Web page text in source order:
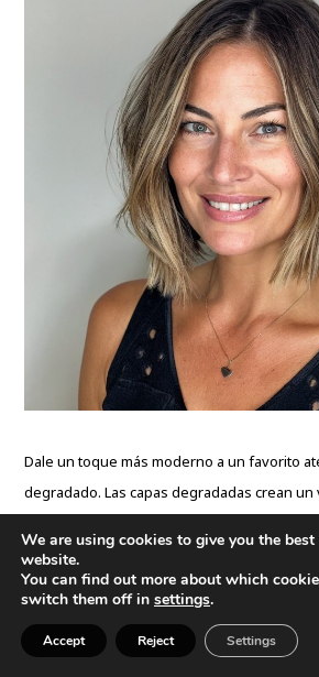
Dale un toque más moderno a un favorito
degradado. Las capas degradadas crean
cortes de pelo bob, lo que lo convierte en
particularmente adecuada para enmarcar
We are using cookies to give you the best
website.
You can find out more about which
switch them off in settings.
Accept Reject Settings